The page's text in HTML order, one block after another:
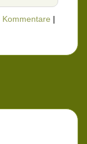
Kommentare |